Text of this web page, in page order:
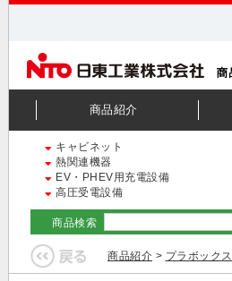
商品紹介
キャビネット
熱関連機器
EV・PHEV用充電設備
高圧受電設備
商品検索
商品紹介 > プラボックス